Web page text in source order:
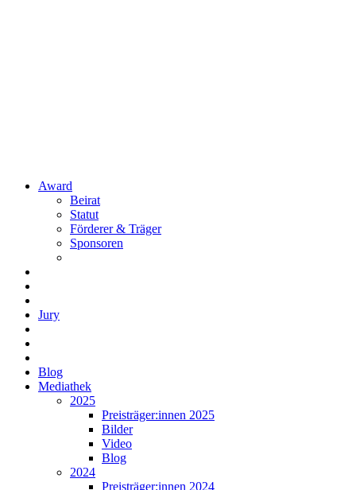
Award
Beirat
Statut
Förderer & Träger
Sponsoren
Jury
Blog
Mediathek
2025
Preisträger:innen 2025
Bilder
Video
Blog
2024
Preisträger:innen 2024